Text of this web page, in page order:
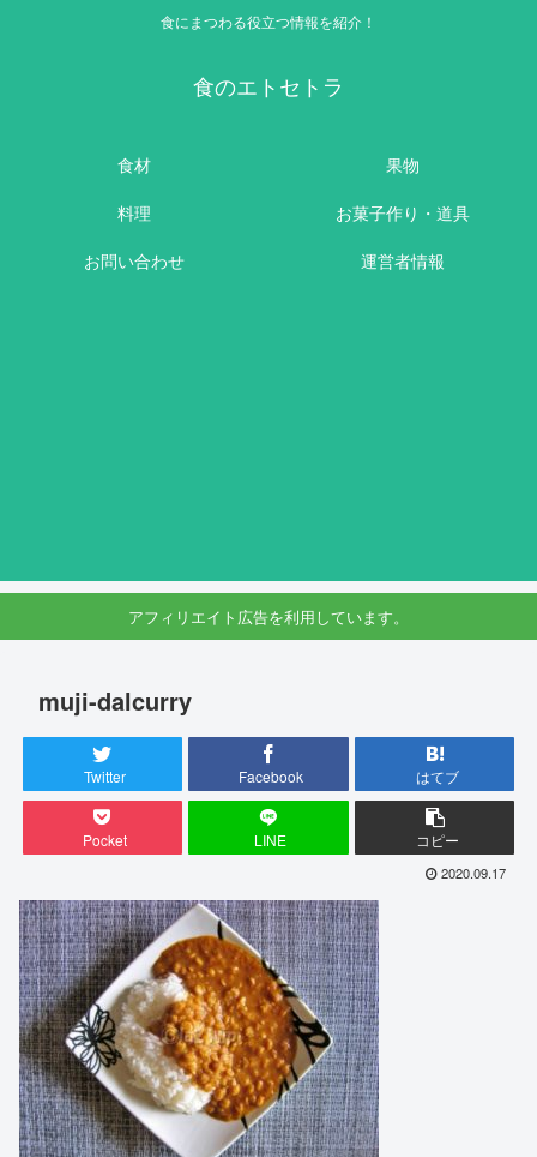
食にまつわる役立つ情報を紹介！
食のエトセトラ
食材
果物
料理
お菓子作り・道具
お問い合わせ
運営者情報
アフィリエイト広告を利用しています。
muji-dalcurry
Twitter Facebook はてブ
Pocket LINE コピー
2020.09.17